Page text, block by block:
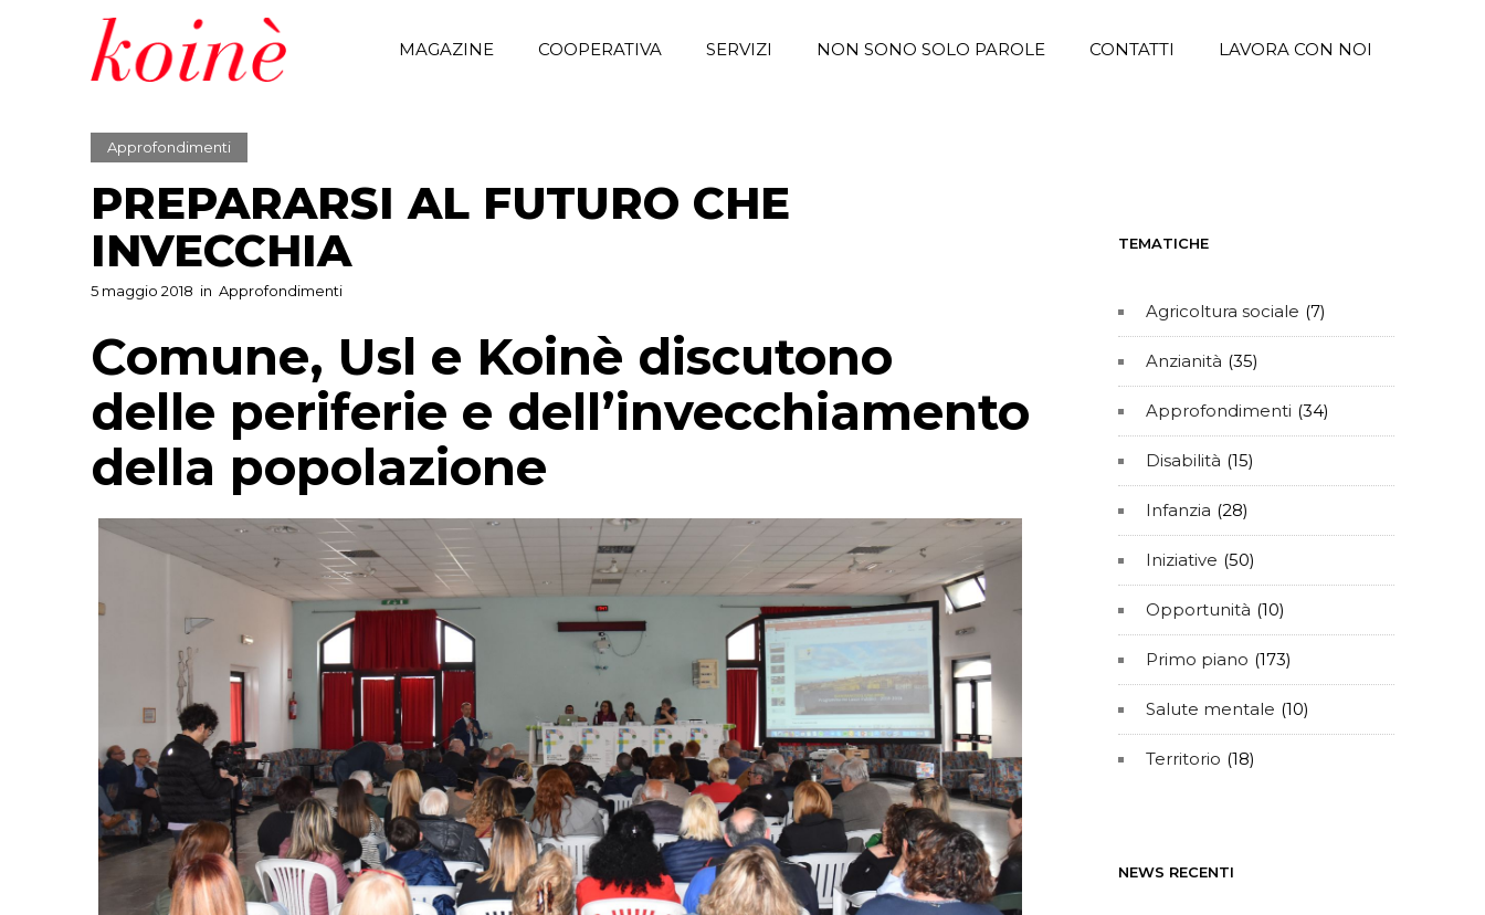
MAGAZINE COOPERATIVA SERVIZI NON SONO SOLO PAROLE CONTATTI LAVORA CON NOI
Approfondimenti
PREPARARSI AL FUTURO CHE
INVECCHIA
5 maggio 2018 in Approfondimenti
Comune, Usl e Koinè discutono
delle periferie e dell’invecchiamento
della popolazione
TEMATICHE
Agricoltura sociale (7)
Anzianità (35)
Approfondimenti (34)
Disabilità (15)
Infanzia (28)
Iniziative (50)
Opportunità (10)
Primo piano (173)
Salute mentale (10)
Territorio (18)
NEWS RECENTI